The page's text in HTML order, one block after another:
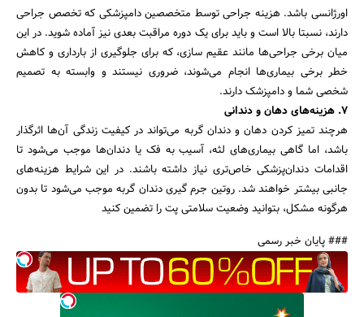
اورژانسی باشد. هزینه جراحی توسط متخصصین دامپزشکی که تخصص جراحی
دارند، نسبتا بالا است و باید برای یک دوره مراقبت بعدی نیز آماده شوید. در این
میان برخی جراحی‌ها مانند عقیم ‌سازی، که برای جلوگیری از بارداری و کاهش
خطر برخی بیماری‌ها انجام می‌شوند، ضروری نیستند و وابسته به تصمیم
شخصی شما و دامپزشک دارند.
7. هزینه‌های دهان و دندانی
هرچند تمیز کردن دهان و دندان گربه می‌تواند در کیفیت زندگی آن‌ها اثرگذار
باشد، اما گاهی بیماری‌های لثه، آسیب به فک یا دندان‌ها موجب می‌شود تا
اقدامات دندان‌پزشکی خاص‌تری نیاز داشته باشند. در این شرایط هزینه‌های
جانبی بیشتر خواهند شد. روتین جرم گیری دندان گربه موجب می‌شود تا بدون
هرگونه مشکل، بتوانید وضعیت سلامتی پت را تضمین کنید
### پایان خبر رسمی